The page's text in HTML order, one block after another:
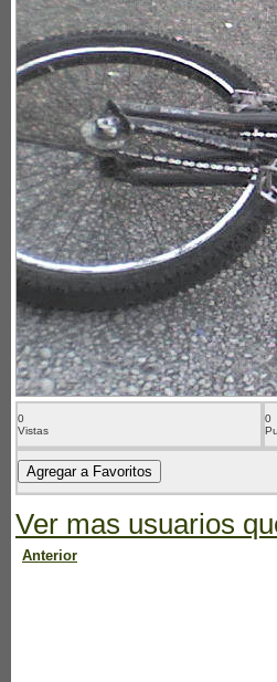
0
Vistas
0
Ver mas usuarios
Anterior